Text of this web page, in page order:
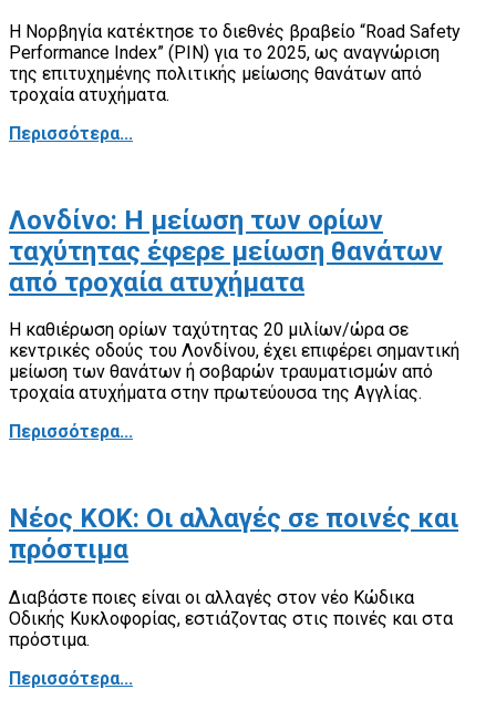
Η Νορβηγία κατέκτησε το διεθνές βραβείο “Road Safety
Performance Index” (PIN) για το 2025, ως αναγνώριση
της επιτυχημένης πολιτικής μείωσης θανάτων από
τροχαία ατυχήματα.
Περισσότερα...
Λονδίνο: Η μείωση των ορίων
ταχύτητας έφερε μείωση θανάτων
από τροχαία ατυχήματα
Η καθιέρωση ορίων ταχύτητας 20 μιλίων/ώρα σε
κεντρικές οδούς του Λονδίνου, έχει επιφέρει σημαντική
μείωση των θανάτων ή σοβαρών τραυματισμών από
τροχαία ατυχήματα στην πρωτεύουσα της Αγγλίας.
Περισσότερα...
Νέος ΚΟΚ: Οι αλλαγές σε ποινές και
πρόστιμα
Διαβάστε ποιες είναι οι αλλαγές στον νέο Κώδικα
Οδικής Κυκλοφορίας, εστιάζοντας στις ποινές και στα
πρόστιμα.
Περισσότερα...